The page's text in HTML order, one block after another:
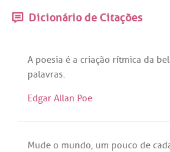
Dicionário de Citações
A poesia é a criação rítmica da
palavras.
Edgar Allan Poe
Mude o mundo, um pouco de